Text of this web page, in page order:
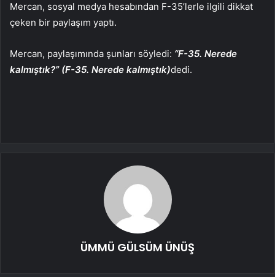
Mercan, sosyal medya hesabından F-35’lerle ilgili dikkat
çeken bir paylaşım yaptı.
Mercan, paylaşımında şunları söyledi: “F-35. Nerede
kalmıştık?” (F-35. Nerede kalmıştık)dedi.
ÜMMÜ GÜLSÜM ÜNÜŞ